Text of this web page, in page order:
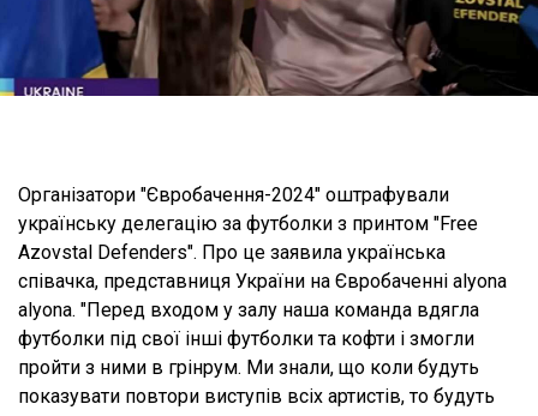
Організатори "Євробачення-2024" оштрафували
українську делегацію за футболки з принтом "Free
Azovstal Defenders". Про це заявила українська
співачка, представниця України на Євробаченні alyona
alyona. "Перед входом у залу наша команда вдягла
футболки під свої інші футболки та кофти і змогли
пройти з ними в грінрум. Ми знали, що коли будуть
показувати повтори виступів всіх артистів, то будуть